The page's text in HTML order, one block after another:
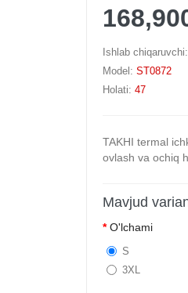
Ishlab chiqaruvchi:
Model: ST0872
Holati: 47
TAKHI termal
ovlash va ochiq
Mavjud
O'lchami
S
3XL